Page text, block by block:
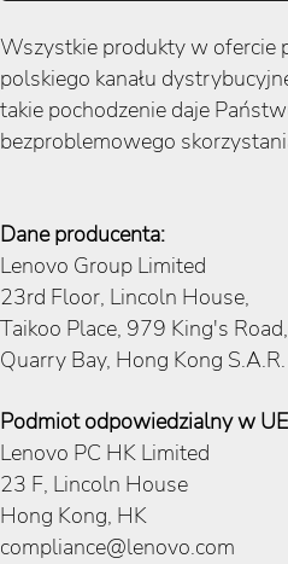
Wszystkie produkty w ofercie
polskiego kanału
takie pochodzenie daje
bezproblemowego
Dane producenta:
Lenovo Group Limited
23rd Floor, Lincoln House,
Taikoo Place, 979 King's Road,
Quarry Bay, Hong Kong
Podmiot odpowiedzialny w
Lenovo PC HK Limited
23 F, Lincoln House
Hong Kong, HK
compliance@lenovo.com